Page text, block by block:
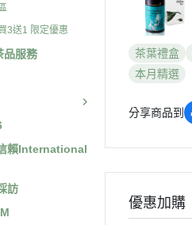
3送1 限定優惠
品服務
賴International
訪
茶葉禮盒
本月精選
分享商品到
優惠加購